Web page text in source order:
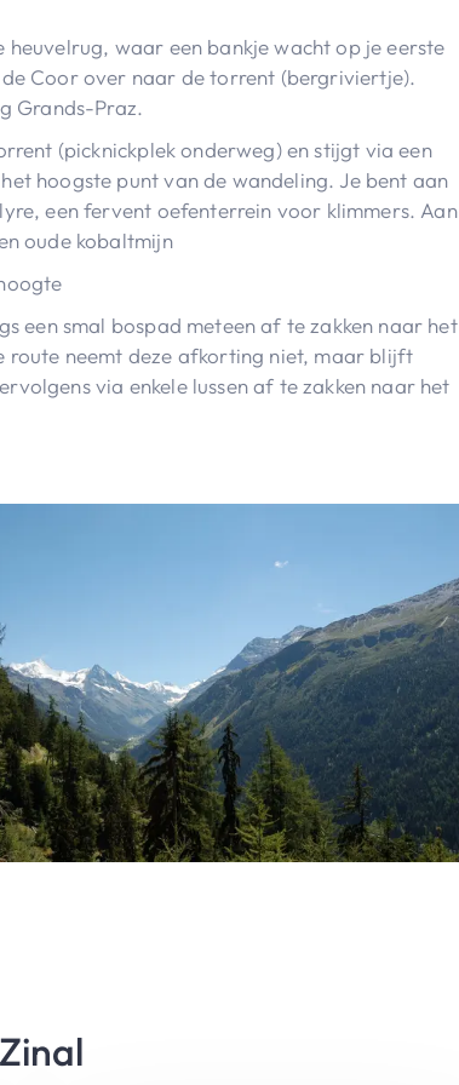
heuvelrug, waar een bankje wacht op je eerste
Coor over naar de torrent (bergriviertje).
Grands-Praz.
(picknickplek onderweg) en stijgt via een
hoogste punt van de wandeling. Je bent aan
een fervent oefenterrein voor klimmers. Aan
oude kobaltmijn
een smal bospad meteen af te zakken naar het
route neemt deze afkorting niet, maar blijft
via enkele lussen af te zakken naar het